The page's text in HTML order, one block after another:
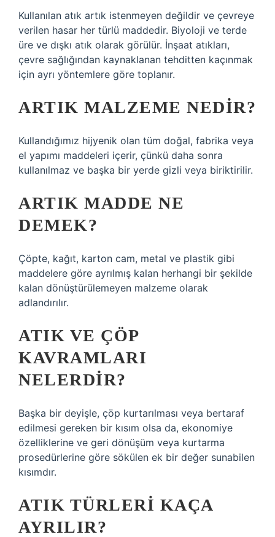
Kullanılan atık artık istenmeyen değildir ve çevreye
verilen hasar her türlü maddedir. Biyoloji ve terde
üre ve dışkı atık olarak görülür. İnşaat atıkları,
çevre sağlığından kaynaklanan tehditten kaçınmak
için ayrı yöntemlere göre toplanır.
ARTIK MALZEME NEDIR?
Kullandığımız hijyenik olan tüm doğal, fabrika veya
el yapımı maddeleri içerir, çünkü daha sonra
kullanılmaz ve başka bir yerde gizli veya biriktirilir.
ARTIK MADDE NE
DEMEK?
Çöpte, kağıt, karton cam, metal ve plastik gibi
maddelere göre ayrılmış kalan herhangi bir şekilde
kalan dönüştürülemeyen malzeme olarak
adlandırılır.
ATIK VE ÇÖP
KAVRAMLARI
NELERDIR?
Başka bir deyişle, çöp kurtarılması veya bertaraf
edilmesi gereken bir kısım olsa da, ekonomiye
özelliklerine ve geri dönüşüm veya kurtarma
prosedürlerine göre sökülen ek bir değer sunabilen
kısımdır.
ATIK TÜRLERI KAÇA
AYRILIR?